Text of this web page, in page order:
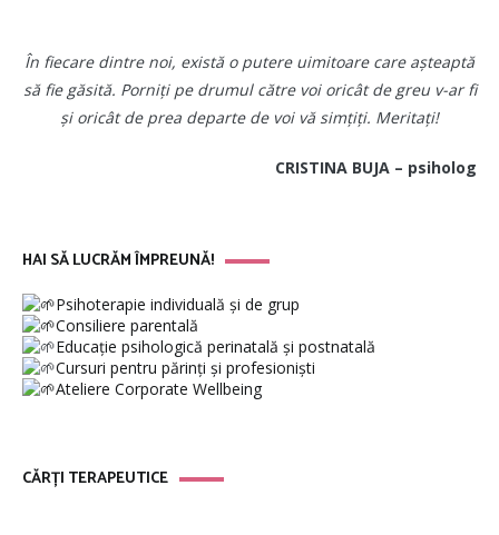
În fiecare dintre noi, există o putere uimitoare care așteaptă
să fie găsită. Porniți pe drumul către voi oricât de greu v-ar fi
și oricât de prea departe de voi vă simțiți. Meritați!
CRISTINA BUJA – psiholog
HAI SĂ LUCRĂM ÎMPREUNĂ!
Psihoterapie individuală și de grup
Consiliere parentală
Educație psihologică perinatală și postnatală
Cursuri pentru părinți și profesioniști
Ateliere Corporate Wellbeing
CĂRȚI TERAPEUTICE